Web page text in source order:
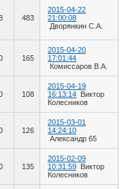
483
2015-04-22
21:00:08
Дворянкин С.А.
165
2015-04-20
17:01:44
Комиссаров В.А.
108
2015-04-19
16:13:14 Виктор
Колесников
126
2015-03-01
14:24:10
Александр 65
135
2015-02-09
10:31:59 Виктор
Колесников